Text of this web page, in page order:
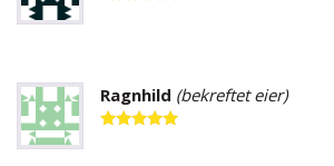
Ragnhild (bekreftet eier)